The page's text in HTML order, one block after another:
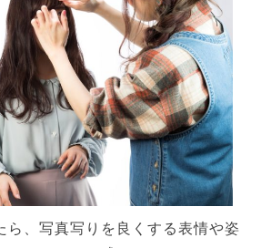
ら、写真写りを良くする表情や姿